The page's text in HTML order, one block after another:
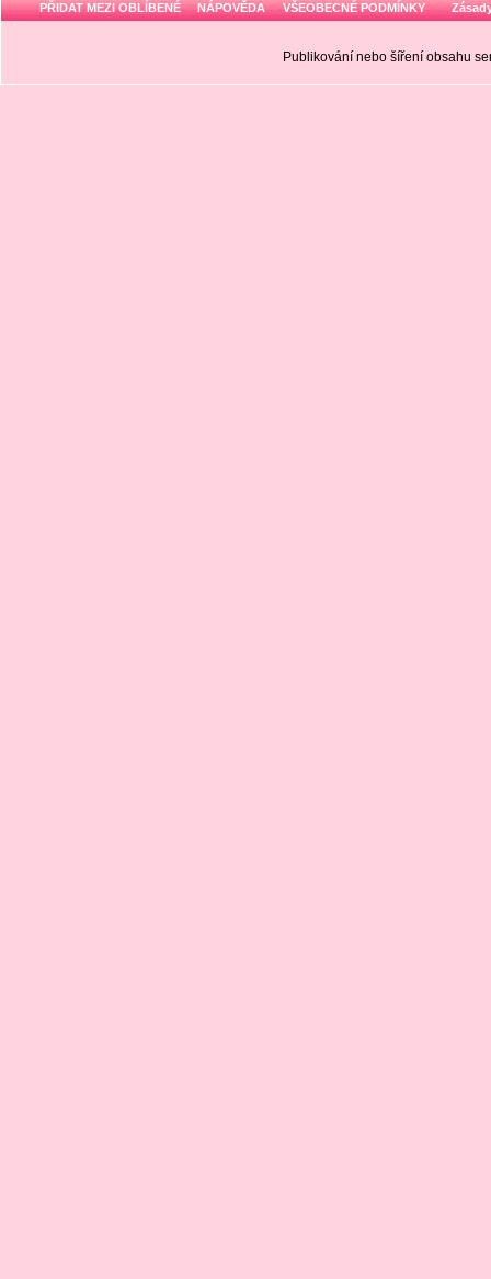
PŘIDAT MEZI OBLÍBENÉ NÁPOVĚDA VŠEOBECNÉ PODMÍNKY
Publikování nebo šíření obsahu